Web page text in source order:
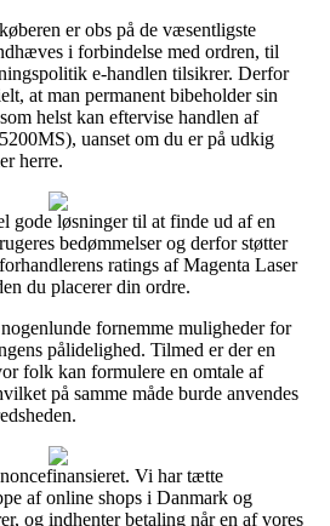
er obs på de væsentligste
i forbindelse med ordren, til
e-handlen tilsikrer. Derfor
at man permanent bibeholder sin
helst kan eftervise handlen af
uanset om du er på udkig
herre.
gode løsninger til at finde ud af en
bedømmelser og derfor støtter
ratings af Magenta Laser
du placerer din ordre.
fornemme muligheder for
pålidelighed. Tilmed er der en
folk kan formulere en omtale af
på samme måde burde anvendes
Vi har tætte
af online shops i Danmark og
og indhenter betaling når en af vores